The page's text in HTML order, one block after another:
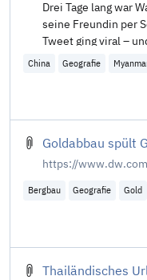
Drei Tage lang war
seine Freundin per
Tweet ging viral –
China Geografie
Goldabbau spült
Bergbau Geografie Gold
Thailändisches